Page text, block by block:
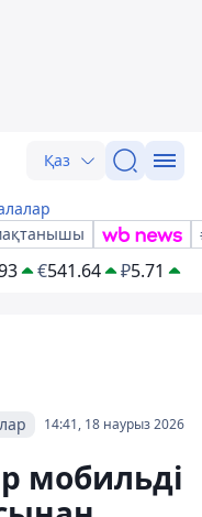
Қаз
€541.64 ₽5.71
14:41, 18 наурыз 2026
мобильді